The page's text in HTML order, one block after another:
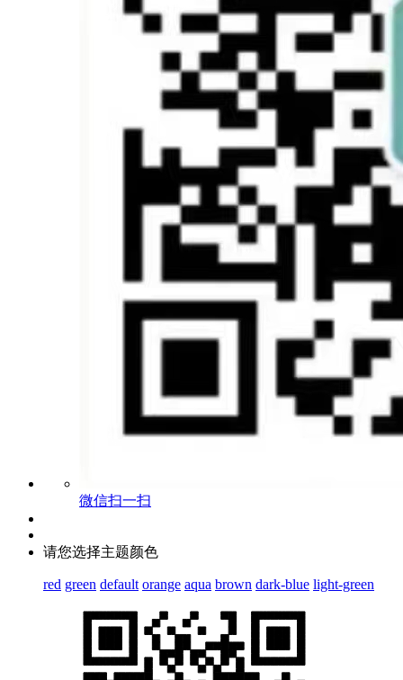
微信扫一扫
请您选择主题颜色
red green default orange aqua brown dark-blue light-green